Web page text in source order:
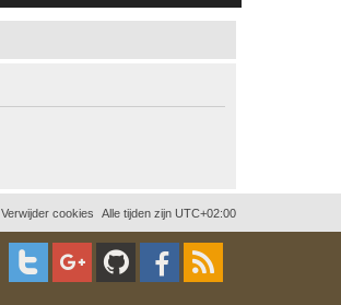
Alle tijden zijn UTC+02:00
Verwijder cookies